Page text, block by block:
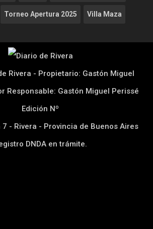
Torneo Apertura 2025 Villa Maza
Rivera - Propietario: Gastón Miguel
Responsable: Gastón Miguel Perissé
Edición Nº
- Rivera - Provincia de Buenos Aires
DNDA en trámite.